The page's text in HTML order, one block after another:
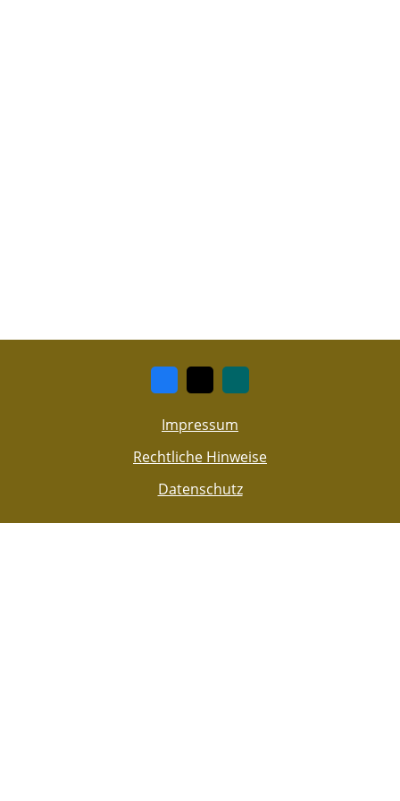
Impressum
Rechtliche Hinweise
Datenschutz